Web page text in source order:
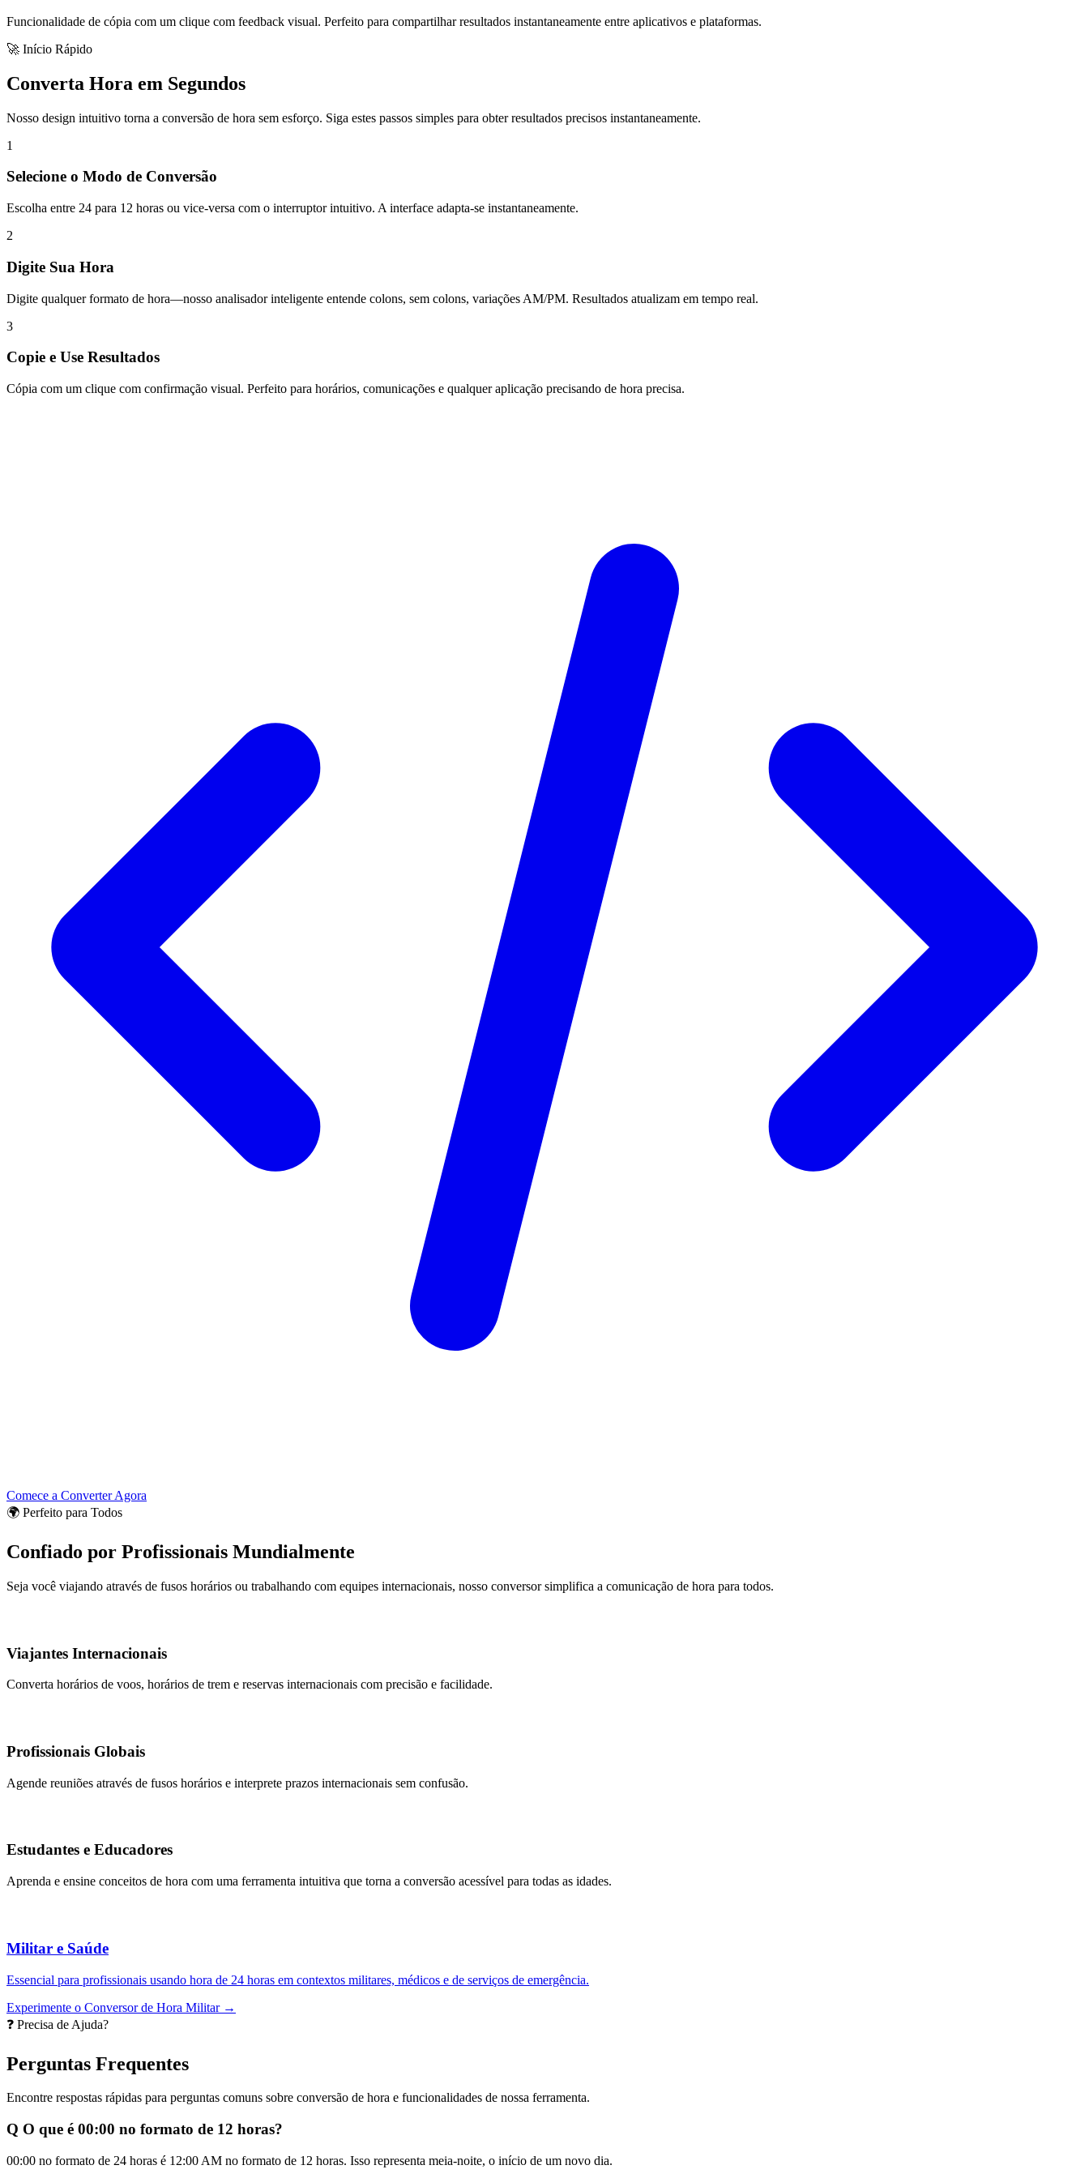
Funcionalidade de cópia com um clique com feedback visual. Perfeito para compartilhar resultados instantaneamente entre aplicativos e plataformas.
🚀 Início Rápido
Converta Hora em Segundos
Nosso design intuitivo torna a conversão de hora sem esforço. Siga estes passos simples para obter resultados precisos instantaneamente.
1
Selecione o Modo de Conversão
Escolha entre 24 para 12 horas ou vice-versa com o interruptor intuitivo. A interface adapta-se instantaneamente.
2
Digite Sua Hora
Digite qualquer formato de hora—nosso analisador inteligente entende colons, sem colons, variações AM/PM. Resultados atualizam em tempo real.
3
Copie e Use Resultados
Cópia com um clique com confirmação visual. Perfeito para horários, comunicações e qualquer aplicação precisando de hora precisa.
Comece a Converter Agora
🌍 Perfeito para Todos
Confiado por Profissionais Mundialmente
Seja você viajando através de fusos horários ou trabalhando com equipes internacionais, nosso conversor simplifica a comunicação de hora para todos.
Viajantes Internacionais
Converta horários de voos, horários de trem e reservas internacionais com precisão e facilidade.
Profissionais Globais
Agende reuniões através de fusos horários e interprete prazos internacionais sem confusão.
Estudantes e Educadores
Aprenda e ensine conceitos de hora com uma ferramenta intuitiva que torna a conversão acessível para todas as idades.
Militar e Saúde
Essencial para profissionais usando hora de 24 horas em contextos militares, médicos e de serviços de emergência.
Experimente o Conversor de Hora Militar →
❓ Precisa de Ajuda?
Perguntas Frequentes
Encontre respostas rápidas para perguntas comuns sobre conversão de hora e funcionalidades de nossa ferramenta.
Q O que é 00:00 no formato de 12 horas?
00:00 no formato de 24 horas é 12:00 AM no formato de 12 horas. Isso representa meia-noite, o início de um novo dia.